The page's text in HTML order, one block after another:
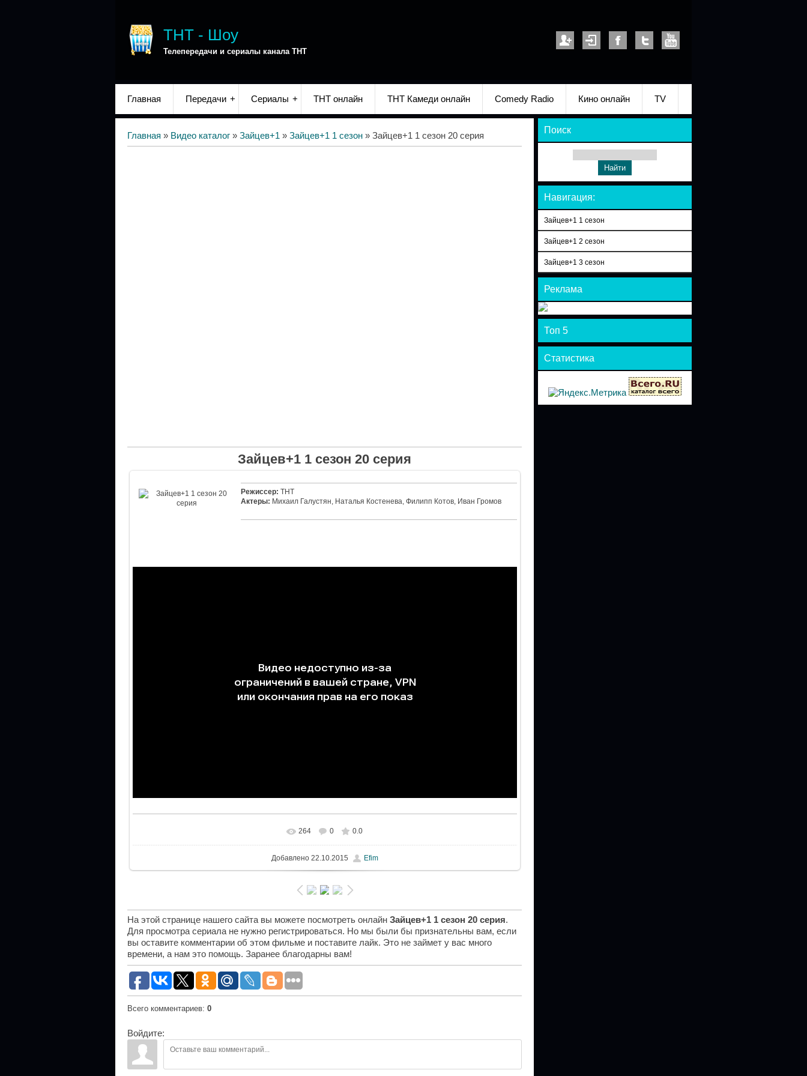
ТНТ - Шоу
Телепередачи и сериалы канала ТНТ
Главная Передачи Сериалы ТНТ онлайн ТНТ Камеди онлайн Comedy Radio Кино онлайн TV
Главная » Видео каталог » Зайцев+1 » Зайцев+1 1 сезон » Зайцев+1 1 сезон 20 серия
Зайцев+1 1 сезон 20 серия
Режиссер: ТНТ
Актеры: Михаил Галустян, Наталья Костенева, Филипп Котов, Иван Громов
264 0 0.0
Добавлено22.10.2015 Efim
На этой странице нашего сайта вы можете посмотреть онлайн Зайцев+1 1 сезон 20 серия.
Для просмотра сериала не нужно регистрироваться. Но мы были бы признательны вам, если
вы оставите комментарии об этом фильме и поставите лайк. Это не займет у вас много
времени, а нам это помощь. Заранее благодарны вам!
Всего комментариев: 0
Войдите:
Поиск
Навигация:
Зайцев+1 1 сезон
Зайцев+1 2 сезон
Зайцев+1 3 сезон
Реклама
Топ 5
Статистика